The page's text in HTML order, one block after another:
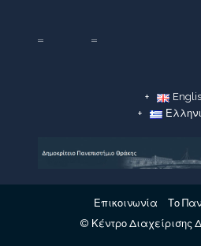
Επικοινωνία
Το
© Κέντρο Διαχείρισης